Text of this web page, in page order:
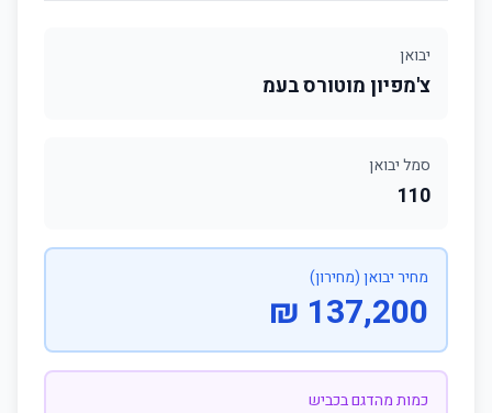
יבואן
צ'מפיון מוטורס בעמ
סמל יבואן
110
מחיר יבואן (מחירון)
137,200 ₪
כמות מהדגם בכביש